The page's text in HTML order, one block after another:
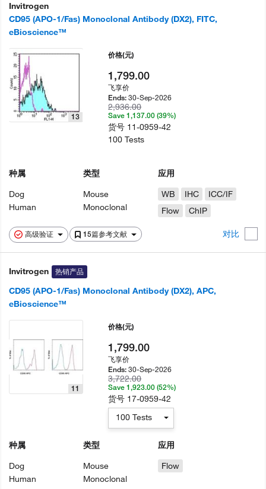
Invitrogen
CD95 (APO-1/Fas) Monoclonal Antibody (DX2), FITC,
eBioscience™
高级验证 15篇参考文献 对比
13
种属
Dog
Human
类型
Mouse
Monoclonal
应用
WB
IHC
ICC/IF
Flow
ChIP
价格(元)
1,799.00
飞享价
Ends:30-Sep-2026
2,936.00
Save 1,137.00 (39%)
货号 11-0959-42
100 Tests
Invitrogen 热销产品
CD95 (APO-1/Fas) Monoclonal Antibody (DX2), APC,
eBioscience™
11
种属
Dog
Human
类型
Mouse
Monoclonal
应用
Flow
价格(元)
1,799.00
飞享价
Ends:30-Sep-2026
3,722.00
Save 1,923.00 (52%)
货号 17-0959-42
100 Tests